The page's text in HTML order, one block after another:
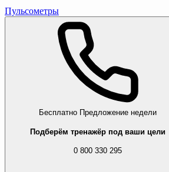
Пульсометры
Бесплатно Предложение недели
Подберём тренажёр под ваши цели
0 800 330 295